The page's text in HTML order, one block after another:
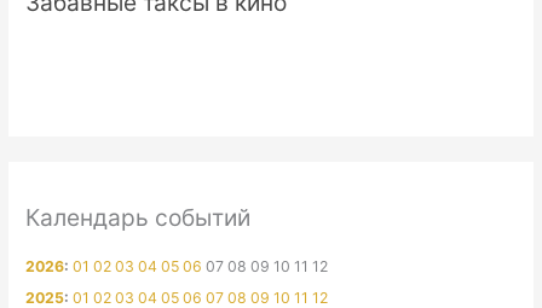
Календарь событий
2026:01 02 03 04 05 06 07 08 09 10 11 12
2025:01 02 03 04 05 06 07 08 09 10 11 12